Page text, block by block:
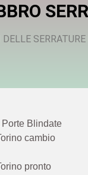
Blindate
cambio
pronto